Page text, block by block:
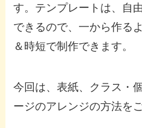
す。テンプレートは、自
できるので、一から作る
＆時短で制作できます。
今回は、表紙、クラス・
ージのアレンジの方法を